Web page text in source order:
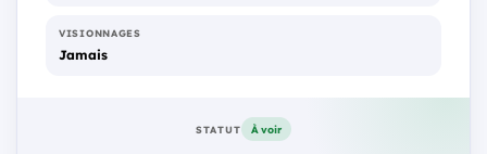
VISIONNAGES
Jamais
STATUT À voir